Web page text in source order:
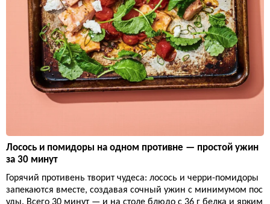
Лосось и помидоры на одном противне — простой ужин
за 30 минут
Горячий противень творит чудеса: лосось и черри-помидоры
запекаются вместе, создавая сочный ужин с минимумом пос